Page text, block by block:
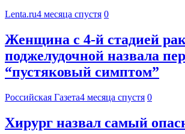
Lenta.ru4 месяца спустя 0
Женщина с 4-й стадией
поджелудочной назвала
“пустяковый симптом”
Российская Газета4 месяца спустя 0
Хирург назвал самый